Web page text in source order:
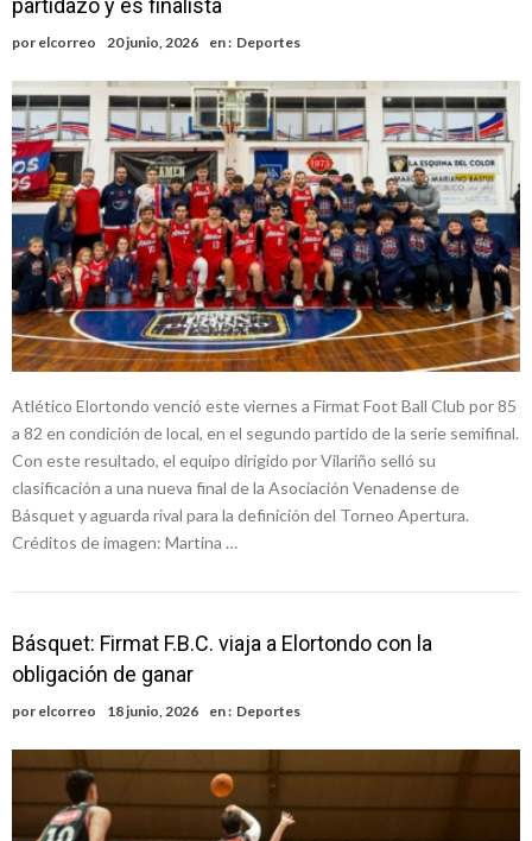
confirmada y planteles renovados
Güemes y Mariano Vera
partidazo y es finalista
por elcorreo 20 junio, 2026 en : Deportes
Atlético Elortondo venció este viernes a Firmat Foot Ball Club por 85
a 82 en condición de local, en el segundo partido de la serie semifinal.
Con este resultado, el equipo dirigido por Vilariño selló su
clasificación a una nueva final de la Asociación Venadense de
Básquet y aguarda rival para la definición del Torneo Apertura.
Créditos de imagen: Martina …
Básquet: Firmat F.B.C. viaja a Elortondo con la
obligación de ganar
por elcorreo 18 junio, 2026 en : Deportes